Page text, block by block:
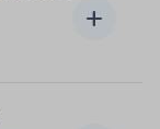
add